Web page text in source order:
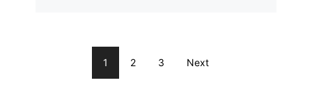
1 2 3 Next